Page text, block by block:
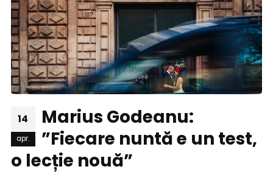
14
apr.
Marius Godeanu:
”Fiecare nuntă e un test,
o lecție nouă”